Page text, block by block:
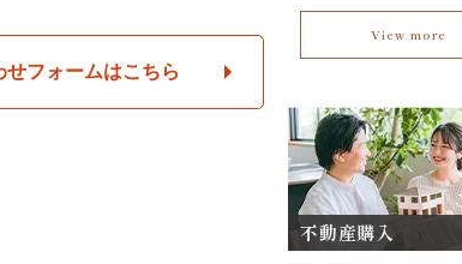
せフォームはこちら
View more
不動産購入